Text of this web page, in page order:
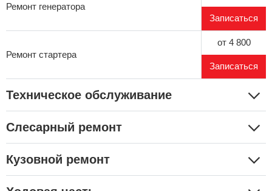
Ремонт генератора
Записаться
Ремонт стартера
от 4 800
Записаться
Техническое обслуживание
Слесарный ремонт
Кузовной ремонт